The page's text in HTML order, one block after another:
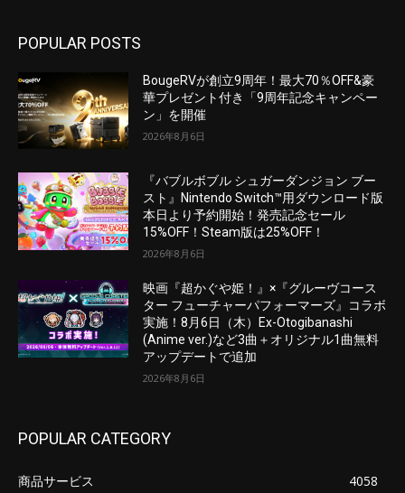
POPULAR POSTS
BougeRVが創立9周年！最大70％OFF&豪
華プレゼント付き「9周年記念キャンペー
ン」を開催
2026年8月6日
『バブルボブル シュガーダンジョン ブー
スト』Nintendo Switch™用ダウンロード版
本日より予約開始！発売記念セール
15%OFF！Steam版は25%OFF！
2026年8月6日
映画『超かぐや姫！』×『グルーヴコース
ター フューチャーパフォーマーズ』コラボ
実施！8月6日（木）Ex-Otogibanashi
(Anime ver.)など3曲＋オリジナル1曲無料
アップデートで追加
2026年8月6日
POPULAR CATEGORY
商品サービス
4058